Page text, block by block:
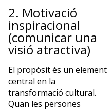
2. Motivació
inspiracional
(comunicar una
visió atractiva)
El propòsit és un element
central en la
transformació cultural.
Quan les persones